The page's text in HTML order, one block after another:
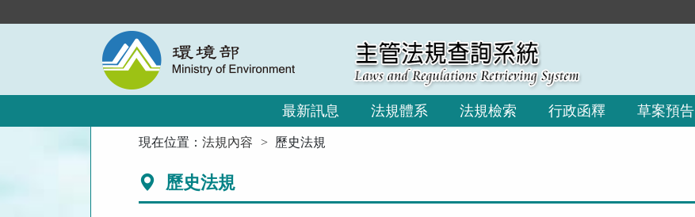
到
最新訊息 法規體系 法規檢索 行政函釋 草案預告
現在位置：法規內容 歷史法規
歷史法規